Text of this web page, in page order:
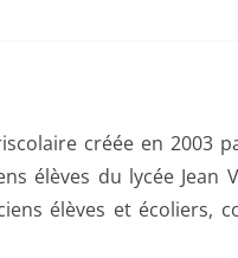
créée en 2003
élèves du lycée
élèves et écoliers,